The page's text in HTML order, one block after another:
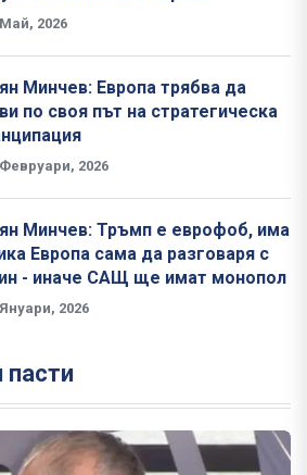
2026
Минчев: Европа трябва да
по своя път на стратегическа
2026
Минчев: Тръмп е еврофоб, има
Европа сама да разговаря с
- иначе САЩ ще имат монопол
2026